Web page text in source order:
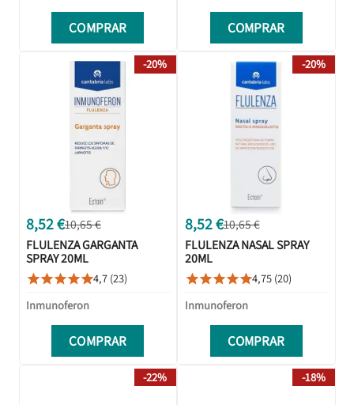
COMPRAR COMPRAR
8,52 €10,65 €
FLULENZA GARGANTA
SPRAY 20ML
4,7 (23)
Inmunoferon
COMPRAR
-20%
8,52 €10,65 €
FLULENZA NASAL SPRAY
20ML
4,75 (20)
Inmunoferon
COMPRAR
-20%
-22% -18%